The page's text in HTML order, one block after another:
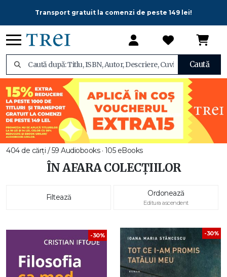
Transport gratuit la comenzi de peste 149 lei!
Caută
404 de cărți / 59 Audiobooks · 105 eBooks
ÎN AFARA COLECȚIILOR
Filtează Ordonează
Editura ascendent
-30% -30%